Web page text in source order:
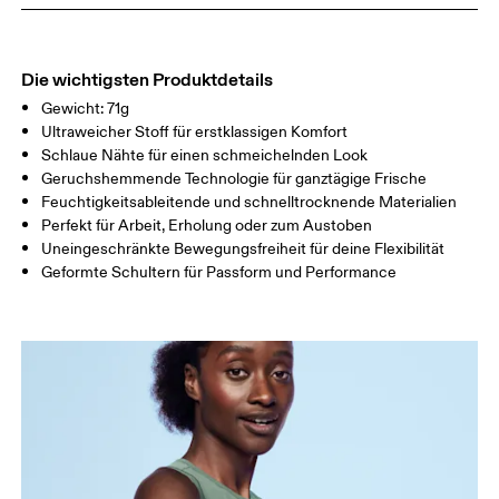
BRUSTUMFAN
TAILLE 64.5 — 67.5
HÜFTE 91.5 — 94.5 96.5 — 99.5
Horizontal verschieben, um mehr zu sehen
So misst du richtig
Die wichtigsten Produktdetails
Gewicht: 71g
Ultraweicher Stoff für erstklassigen Komfort
Schlaue Nähte für einen schmeichelnden Look
Geruchshemmende Technologie für ganztägige Frische
Feuchtigkeitsableitende und schnelltrocknende Materialien
Perfekt für Arbeit, Erholung oder zum Austoben
Uneingeschränkte Bewegungsfreiheit für deine Flexibilität
Geformte Schultern für Passform und Performance